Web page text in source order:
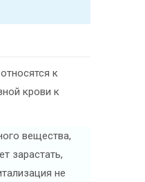
к
крови к
вещества,
зарастать,
не